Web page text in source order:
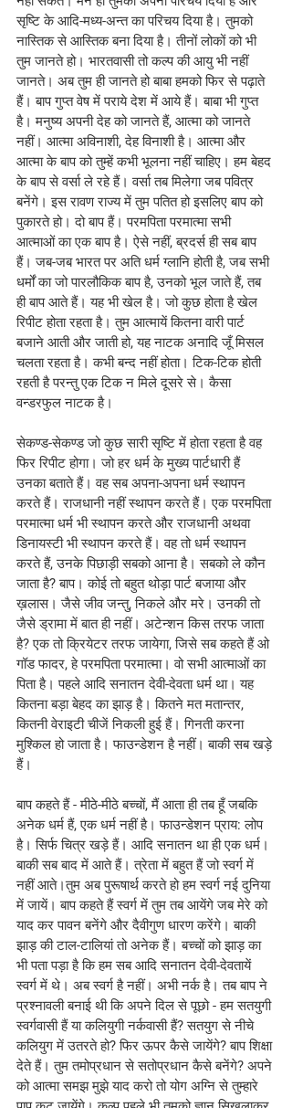
सृष्टि के आदि-मध्य-अन्त का परिचय दिया है। तुमको
नास्तिक से आस्तिक बना दिया है। तीनों लोकों को भी
तुम जानते हो। भारतवासी तो कल्प की आयु भी नहीं
जानते। अब तुम ही जानते हो बाबा हमको फिर से पढ़ाते
हैं। बाप गुप्त वेष में पराये देश में आये हैं। बाबा भी गुप्त
है। मनुष्य अपनी देह को जानते हैं, आत्मा को जानते
नहीं। आत्मा अविनाशी, देह विनाशी है। आत्मा और
आत्मा के बाप को तुम्हें कभी भूलना नहीं चाहिए। हम बेहद
के बाप से वर्सा ले रहे हैं। वर्सा तब मिलेगा जब पवित्र
बनेंगे। इस रावण राज्य में तुम पतित हो इसलिए बाप को
पुकारते हो। दो बाप हैं। परमपिता परमात्मा सभी
आत्माओं का एक बाप है। ऐसे नहीं, ब्रदर्स ही सब बाप
हैं। जब-जब भारत पर अति धर्म ग्लानि होती है, जब सभी
धर्मों का जो पारलौकिक बाप है, उनको भूल जाते हैं, तब
ही बाप आते हैं। यह भी खेल है। जो कुछ होता है खेल
रिपीट होता रहता है। तुम आत्मायें कितना वारी पार्ट
बजाने आती और जाती हो, यह नाटक अनादि जूँ मिसल
चलता रहता है। कभी बन्द नहीं होता। टिक-टिक होती
रहती है परन्तु एक टिक न मिले दूसरे से। कैसा
वन्डरफुल नाटक है।
सेकण्ड-सेकण्ड जो कुछ सारी सृष्टि में होता रहता है वह
फिर रिपीट होगा। जो हर धर्म के मुख्य पार्टधारी हैं
उनका बताते हैं। वह सब अपना-अपना धर्म स्थापन
करते हैं। राजधानी नहीं स्थापन करते हैं। एक परमपिता
परमात्मा धर्म भी स्थापन करते और राजधानी अथवा
डिनायस्टी भी स्थापन करते हैं। वह तो धर्म स्थापन
करते हैं, उनके पिछाड़ी सबको आना है। सबको ले कौन
जाता है? बाप। कोई तो बहुत थोड़ा पार्ट बजाया और
ख़लास। जैसे जीव जन्तु, निकले और मरे। उनकी तो
जैसे ड्रामा में बात ही नहीं। अटेन्शन किस तरफ जाता
है? एक तो क्रियेटर तरफ जायेगा, जिसे सब कहते हैं ओ
गॉड फादर, हे परमपिता परमात्मा। वो सभी आत्माओं का
पिता है। पहले आदि सनातन देवी-देवता धर्म था। यह
कितना बड़ा बेहद का झाड़ है। कितने मत मतान्तर,
कितनी वेराइटी चीजें निकली हुई हैं। गिनती करना
मुश्किल हो जाता है। फाउन्डेशन है नहीं। बाकी सब खड़े
हैं।
बाप कहते हैं - मीठे-मीठे बच्चों, मैं आता ही तब हूँ जबकि
अनेक धर्म हैं, एक धर्म नहीं है। फाउन्डेशन प्राय: लोप
है। सिर्फ चित्र खड़े हैं। आदि सनातन था ही एक धर्म।
बाकी सब बाद में आते हैं। त्रेता में बहुत हैं जो स्वर्ग में
नहीं आते।तुम अब पुरूषार्थ करते हो हम स्वर्ग नई दुनिया
में जायें। बाप कहते हैं स्वर्ग में तुम तब आयेंगे जब मेरे को
याद कर पावन बनेंगे और दैवीगुण धारण करेंगे। बाकी
झाड़ की टाल-टालियां तो अनेक हैं। बच्चों को झाड़ का
भी पता पड़ा है कि हम सब आदि सनातन देवी-देवतायें
स्वर्ग में थे। अब स्वर्ग है नहीं। अभी नर्क है। तब बाप ने
प्रश्नावली बनाई थी कि अपने दिल से पूछो - हम सतयुगी
स्वर्गवासी हैं या कलियुगी नर्कवासी हैं? सतयुग से नीचे
कलियुग में उतरते हो? फिर ऊपर कैसे जायेंगे? बाप शिक्षा
देते हैं। तुम तमोप्रधान से सतोप्रधान कैसे बनेंगे? अपने
को आत्मा समझ मुझे याद करो तो योग अग्नि से तुम्हारे